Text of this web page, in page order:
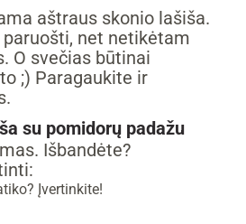
aštraus skonio lašiša.
net netikėtam
O svečias būtinai
;) Paragaukite ir
su pomidorų padažu
Išbandėte?
Įvertinkite!